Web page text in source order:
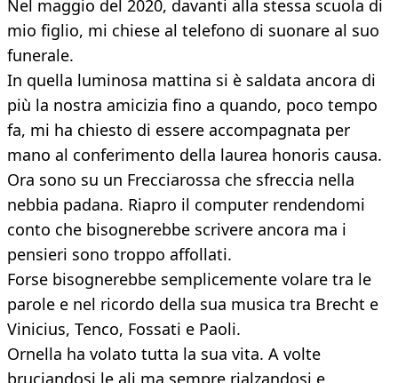
Nel maggio del 2020, davanti alla stessa scuola di
mio figlio, mi chiese al telefono di suonare al suo
funerale.
In quella luminosa mattina si è saldata ancora di
più la nostra amicizia fino a quando, poco tempo
fa, mi ha chiesto di essere accompagnata per
mano al conferimento della laurea honoris causa.
Ora sono su un Frecciarossa che sfreccia nella
nebbia padana. Riapro il computer rendendomi
conto che bisognerebbe scrivere ancora ma i
pensieri sono troppo affollati.
Forse bisognerebbe semplicemente volare tra le
parole e nel ricordo della sua musica tra Brecht e
Vinicius, Tenco, Fossati e Paoli.
Ornella ha volato tutta la sua vita. A volte
bruciandosi le ali ma sempre rialzandosi e